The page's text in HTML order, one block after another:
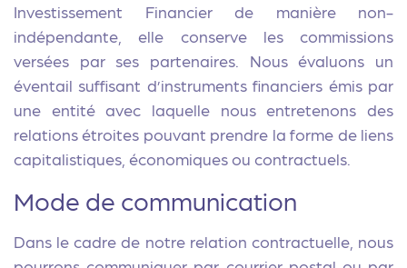
Investissement Financier de manière non-
indépendante, elle conserve les commissions
versées par ses partenaires. Nous évaluons un
éventail suffisant d’instruments financiers émis par
une entité avec laquelle nous entretenons des
relations étroites pouvant prendre la forme de liens
capitalistiques, économiques ou contractuels.
Mode de communication
Dans le cadre de notre relation contractuelle, nous